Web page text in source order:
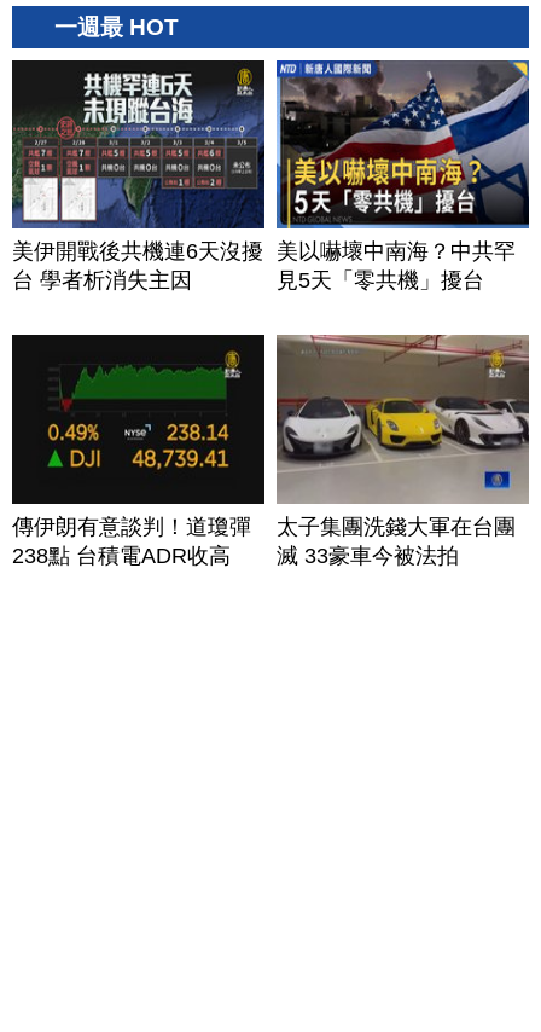
一週最 HOT
美伊開戰後共機連6天沒擾
台 學者析消失主因
美以嚇壞中南海？中共罕
見5天「零共機」擾台
傳伊朗有意談判！道瓊彈
238點 台積電ADR收高
太子集團洗錢大軍在台團
滅 33豪車今被法拍